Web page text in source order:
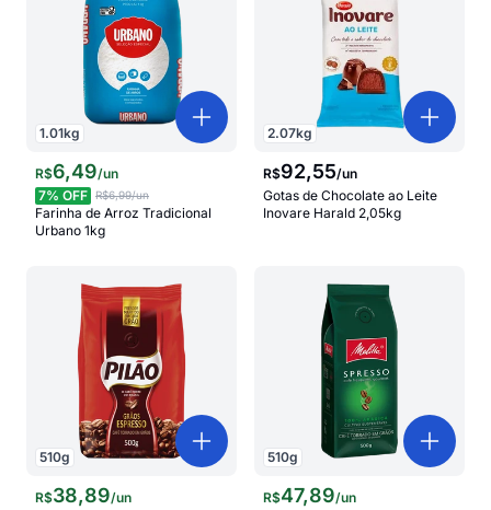
1.01kg
R$6,49/un
7% OFF R$6,99/un
Farinha de Arroz Tradicional
Urbano 1kg
2.07kg
R$92,55/un
Gotas de Chocolate ao Leite
Inovare Harald 2,05kg
510g
R$38,89/un
510g
R$47,89/un